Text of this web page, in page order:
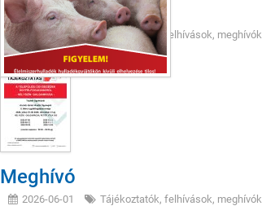
Ügysegéd - II. félév
2026-07-07 Tájékoztatók, felhívások, meghívók
Meghívó
2026-06-01 Tájékoztatók, felhívások, meghívók